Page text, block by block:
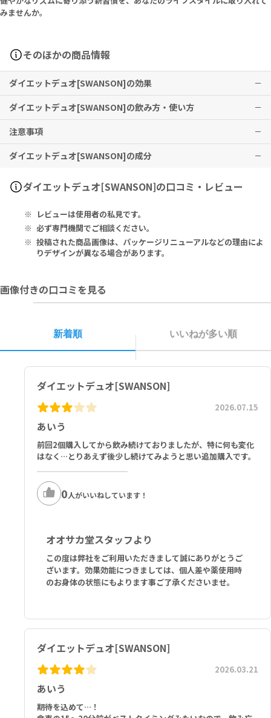
みませんか。
そのほかの商品情報
ダイエットデュオ[SWANSON]の効果
炭水化物や脂質の多い食生活を内側から整え、軽やかな毎日をサポー
トします。
ダイエットデュオ[SWANSON]の飲み方・使い方
1日1～2カプセルを目安に、水またはぬるま湯などと共にお召し上が
りください。他の製品とあわせてご利用になる場合は、過剰摂取にな
らないようご注意ください。
注意事項
本品は、多量摂取により疾病が治癒したり、より健康が増進するもの
ください。
乳幼児・小児は本品の摂取を避けてください。
必ず医師にご相談ください。
本品や、含有成分にアレルギーのある方は、使用をお控えください。
薬剤を服用中の方、治療中の方は、本品使用前に必ず医師にご相談く
ださい。
ダイエットデュオ[SWANSON]の成分
Serving Size 2 Capsules:
Phase 2 Carb Controller® (Phaseolus Vulgaris L.) (White Kidn
(from Shellfish) 500 mg
Other Ingredients: Vegan Capsule (Hypromellose), Gum Ara
bic, Rice Flour, Magnesium Stearate. Contains Shellfish (Shri
2カプセルあたり：
Phase 2 Carb Controller®(インゲンマメ)(白インゲンマメ－乾燥豆
その他の成分：ベジカプセル（ヒプロメロース）、アラビアガム、コ
メ粉、ステアリン酸Ｍｇ 含有：甲殻類（エビ）
ダイエットデュオ[SWANSON]の口コミ・レビュー
レビューは使用者の私見です。
必ず専門機関でご相談ください。
投稿された商品画像は、パッケージリニューアルなどの理由によ
りデザインが異なる場合があります。
画像付きの口コミを見る
新着順 いいねが多い順
ダイエットデュオ[SWANSON]
あいう
2026.07.15
前回2個購入してから飲み続けておりましたが、特に何も変化
はなく…とりあえず後少し続けてみようと思い追加購入です。
0人がいいねしています！
オオサカ堂スタッフより
この度は弊社をご利用いただきまして誠にありがとうご
ざいます。効果効能につきましては、個人差や薬使用時
のお身体の状態にもよります事ご了承くださいませ。
ダイエットデュオ[SWANSON]
あいう
2026.03.21
期待を込めて…！